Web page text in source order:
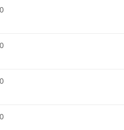
0
0
0
0